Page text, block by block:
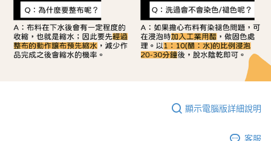
顯示電腦版詳細說明
客服